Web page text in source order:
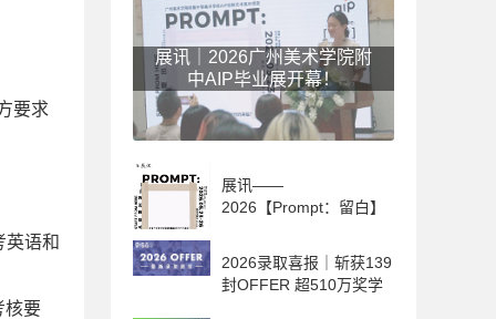
要求
英语和
核要
展讯｜2026广州美术学院附
中AIP毕业展开幕！
展讯——
2026【Prompt：留白】
2026录取喜报｜斩获139
封OFFER 超510万奖学